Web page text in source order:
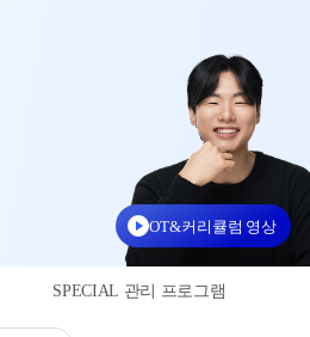
OT&커리큘럼 영상
SPECIAL 관리 프로그램